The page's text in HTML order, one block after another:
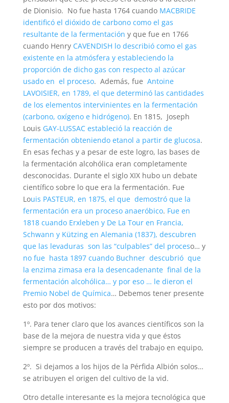
de Dionisio. No fue hasta 1764 cuando MACBRIDE
identificó el dióxido de carbono como el gas
resultante de la fermentación y que fue en 1766
cuando Henry CAVENDISH lo describió como el gas
existente en la atmósfera y estableciendo la
proporción de dicho gas con respecto al azúcar
usado en el proceso. Además, fue Antoine
LAVOISIER, en 1789, el que determinó las cantidades
de los elementos intervinientes en la fermentación
(carbono, oxígeno e hidrógeno). En 1815, Joseph
Louis GAY-LUSSAC estableció la reacción de
fermentación obteniendo etanol a partir de glucosa.
En esas fechas y a pesar de este logro, las bases de
la fermentación alcohólica eran completamente
desconocidas. Durante el siglo XIX hubo un debate
científico sobre lo que era la fermentación. Fue
Louis PASTEUR, en 1875, el que demostró que la
fermentación era un proceso anaeróbico. Fue en
1818 cuando Erxleben y De La Tour en Francia,
Schwann y Kützing en Alemania (1837), descubren
que las levaduras son las “culpables” del proceso… y
no fue hasta 1897 cuando Buchner descubrió que
la enzima zimasa era la desencadenante final de la
fermentación alcohólica… y por eso … le dieron el
Premio Nobel de Química… Debemos tener presente
esto por dos motivos:
1º. Para tener claro que los avances científicos son la
base de la mejora de nuestra vida y que éstos
siempre se producen a través del trabajo en equipo,
2º. Si dejamos a los hijos de la Pérfida Albión solos…
se atribuyen el origen del cultivo de la vid.
Otro detalle interesante es la mejora tecnológica que